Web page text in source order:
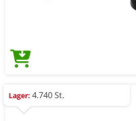
Lager: 4.740 St.